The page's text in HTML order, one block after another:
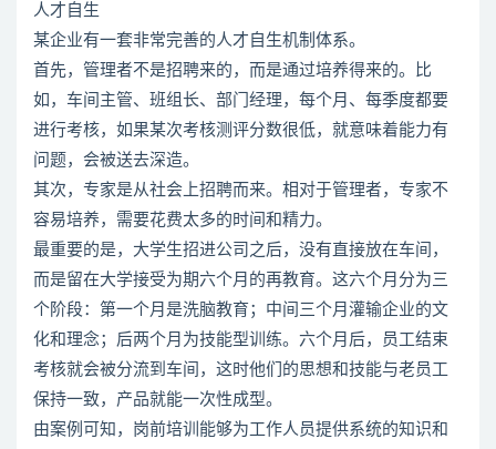
人才自生
某企业有一套非常完善的人才自生机制体系。
首先，管理者不是招聘来的，而是通过培养得来的。比
如，车间主管、班组长、部门经理，每个月、每季度都要
进行考核，如果某次考核测评分数很低，就意味着能力有
问题，会被送去深造。
其次，专家是从社会上招聘而来。相对于管理者，专家不
容易培养，需要花费太多的时间和精力。
最重要的是，大学生招进公司之后，没有直接放在车间，
而是留在大学接受为期六个月的再教育。这六个月分为三
个阶段：第一个月是洗脑教育；中间三个月灌输企业的文
化和理念；后两个月为技能型训练。六个月后，员工结束
考核就会被分流到车间，这时他们的思想和技能与老员工
保持一致，产品就能一次性成型。
由案例可知，岗前培训能够为工作人员提供系统的知识和